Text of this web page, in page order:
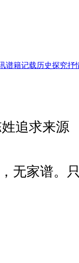
谱籍记载历史探究抒
追求来源
无家谱。